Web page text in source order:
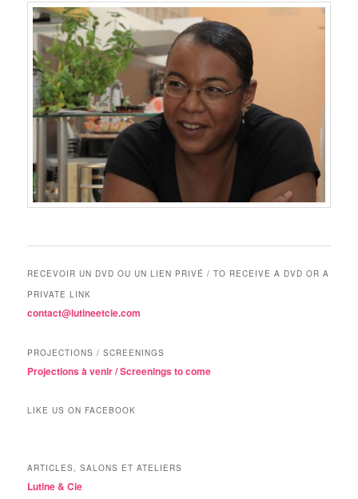
RECEVOIR UN DVD OU UN LIEN PRIVÉ / TO RECEIVE A DVD OR A
PRIVATE LINK
contact@lutineetcie.com
PROJECTIONS / SCREENINGS
Projections à venir / Screenings to come
LIKE US ON FACEBOOK
ARTICLES, SALONS ET ATELIERS
Lutine & Cie